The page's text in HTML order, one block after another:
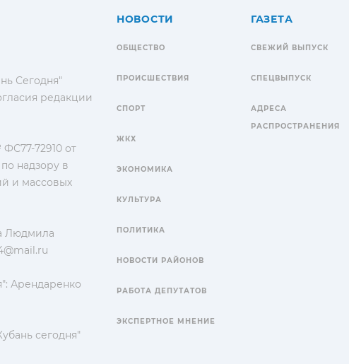
Сегодня"
редакции
72910 от
надзору в
и массовых
Людмила
Арендаренко
сегодня"
НОВОСТИ
ОБЩЕСТВО
ПРОИСШЕСТВИЯ
СПОРТ
ЖКХ
ЭКОНОМИКА
КУЛЬТУРА
ПОЛИТИКА
НОВОСТИ РАЙОНОВ
РАБОТА ДЕПУТАТОВ
ЭКСПЕРТНОЕ МНЕНИЕ
ГАЗЕТА
СВЕЖИЙ ВЫПУСК
СПЕЦВЫПУСК
АДРЕСА
РАСПРОСТРАНЕНИЯ